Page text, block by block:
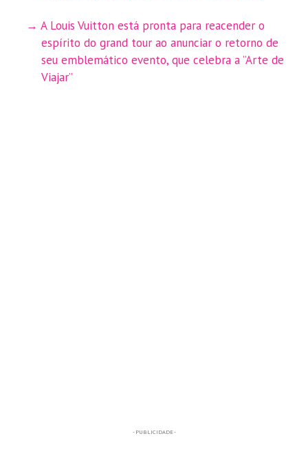
A Louis Vuitton está pronta para reacender o
espírito do grand tour ao anunciar o retorno de
seu emblemático evento, que celebra a ”Arte de
Viajar”
- PUBLICIDADE -